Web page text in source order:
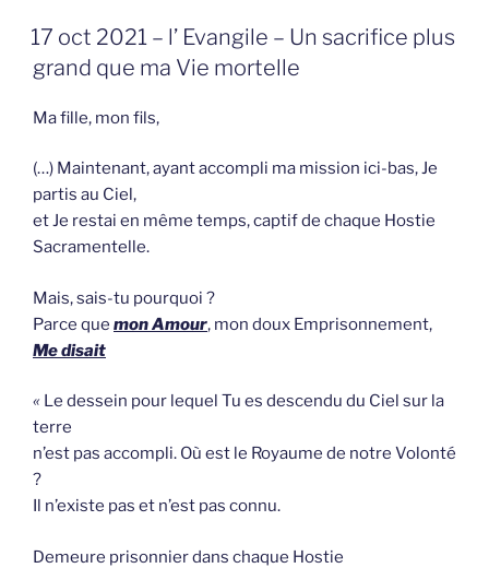
GEPLAATST
OP
17 oct 2021 – l’ Evangile – Un sacrifice plus
grand que ma Vie mortelle
Ma fille, mon fils,
(…) Maintenant, ayant accompli ma mission ici-bas, Je
partis au Ciel,
et Je restai en même temps, captif de chaque Hostie
Sacramentelle.
Mais, sais-tu pourquoi ?
Parce que mon Amour, mon doux Emprisonnement,
Me disait
« Le dessein pour lequel Tu es descendu du Ciel sur la
terre
n’est pas accompli. Où est le Royaume de notre Volonté
?
Il n’existe pas et n’est pas connu.
Demeure prisonnier dans chaque Hostie